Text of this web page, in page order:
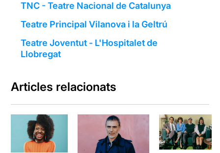
TNC - Teatre Nacional de Catalunya
Teatre Principal Vilanova i la Geltrú
Teatre Joventut - L'Hospitalet de
Llobregat
Articles relacionats